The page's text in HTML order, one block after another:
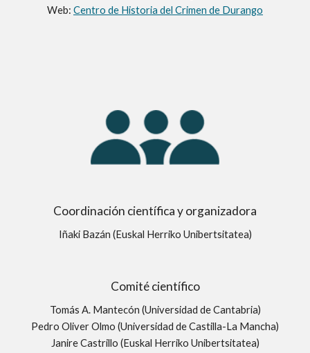
Web: Centro de Historia del Crimen de Durango
Coordinación científica y organizadora
Iñaki Bazán (Euskal Herriko Unibertsitatea)
Comité científico
Tomás A. Mantecón (Universidad de Cantabria)
Pedro Oliver Olmo (Universidad de Castilla-La Mancha)
Janire Castrillo (Euskal Herriko Unibertsitatea)